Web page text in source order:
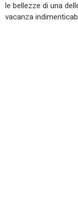
le bellezze di una
vacanza